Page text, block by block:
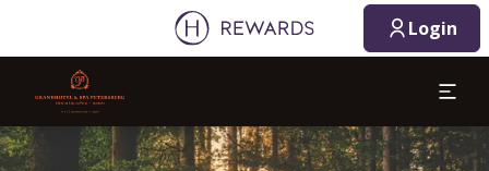
Login
Slide 1 af 1
09.08.2026
1 Værelse(r) ⋅ 1 Voksen